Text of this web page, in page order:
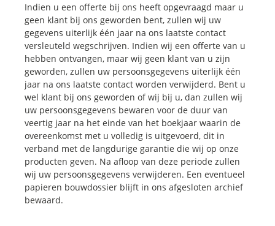
Indien u een offerte bij ons heeft opgevraagd maar u
geen klant bij ons geworden bent, zullen wij uw
gegevens uiterlijk één jaar na ons laatste contact
versleuteld wegschrijven. Indien wij een offerte van u
hebben ontvangen, maar wij geen klant van u zijn
geworden, zullen uw persoonsgegevens uiterlijk één
jaar na ons laatste contact worden verwijderd. Bent u
wel klant bij ons geworden of wij bij u, dan zullen wij
uw persoonsgegevens bewaren voor de duur van
veertig jaar na het einde van het boekjaar waarin de
overeenkomst met u volledig is uitgevoerd, dit in
verband met de langdurige garantie die wij op onze
producten geven. Na afloop van deze periode zullen
wij uw persoonsgegevens verwijderen. Een eventueel
papieren bouwdossier blijft in ons afgesloten archief
bewaard.